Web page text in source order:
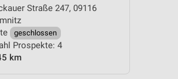
Straße 247, 09116
geschlossen
Prospekte: 4
km